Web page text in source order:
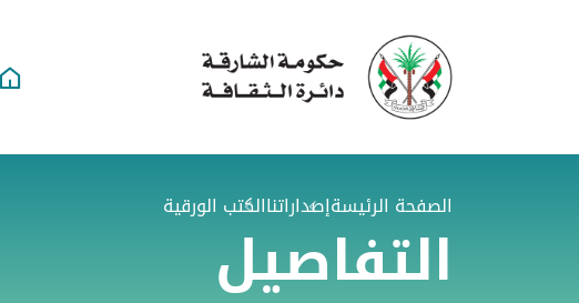
الصفحة الرئيسةإصداراتناالكتب الورقية
التفاصيل